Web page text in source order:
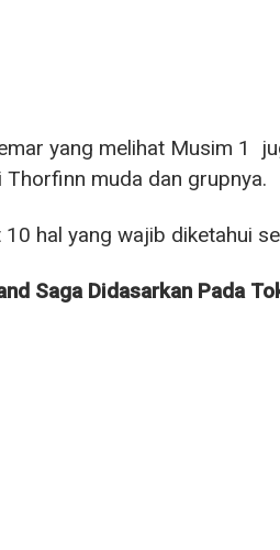
yang melihat Musim 1
Thorfinn muda dan grupnya.
10 hal yang wajib diketahui
Saga Didasarkan Pada